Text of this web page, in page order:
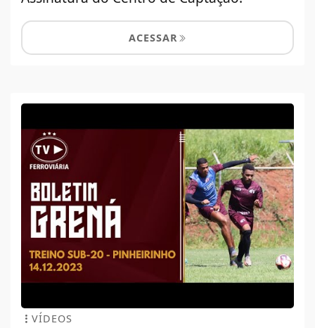
ACESSAR
VÍDEOS